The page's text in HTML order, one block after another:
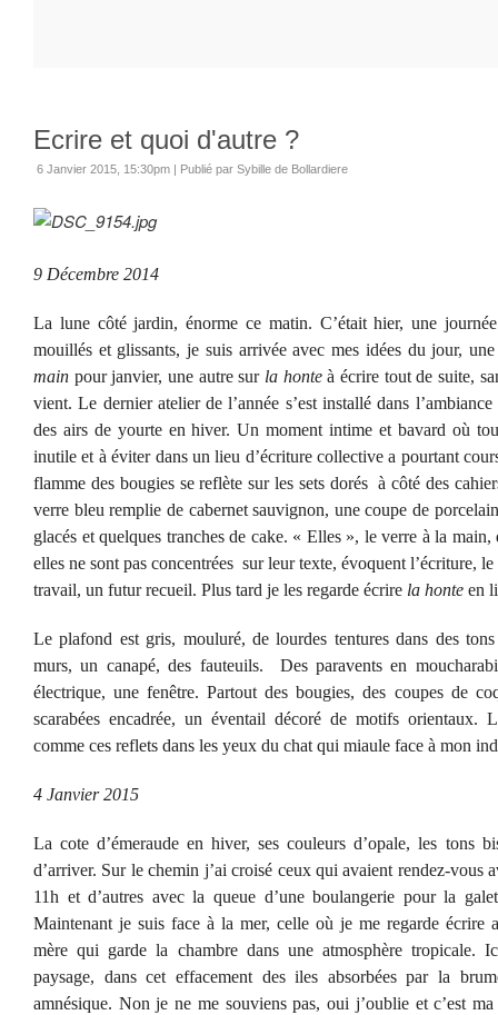
Ecrire et quoi d'autre ?
6 Janvier 2015, 15:30pm | Publié par Sybille de Bollardiere
9 Décembre 2014
La lune côté jardin, énorme ce matin. C’était hier, une
mouillés et glissants, je suis arrivée avec mes idées du jour,
main pour janvier, une autre sur la honteà écrire tout de suite,
vient. Le dernier atelier de l’année s’est installé dans
des airs de yourte en hiver. Un moment intime et bavard où
inutile et à éviter dans un lieu d’écriture collective a pourtant
flamme des bougies se reflète sur les sets dorés à côté des
verre bleu remplie de cabernet sauvignon, une coupe de
glacés et quelques tranches de cake. « Elles », le verre à la main,
elles ne sont pas concentrées sur leur texte, évoquent l’écriture,
travail, un futur recueil. Plus tard je les regarde écrire la honte en
Le plafond est gris, mouluré, de lourdes tentures dans des
murs, un canapé, des fauteuils. Des paravents en
électrique, une fenêtre. Partout des bougies, des coupes de
scarabées encadrée, un éventail décoré de motifs orientaux.
comme ces reflets dans les yeux du chat qui miaule face à mon
4 Janvier 2015
La cote d’émeraude en hiver, ses couleurs d’opale, les tons
d’arriver. Sur le chemin j’ai croisé ceux qui avaient rendez-vous
11h et d’autres avec la queue d’une boulangerie pour la
Maintenant je suis face à la mer, celle où je me regarde écrire
mère qui garde la chambre dans une atmosphère tropicale.
paysage, dans cet effacement des iles absorbées par la
amnésique. Non je ne me souviens pas, oui j’oublie et c’est